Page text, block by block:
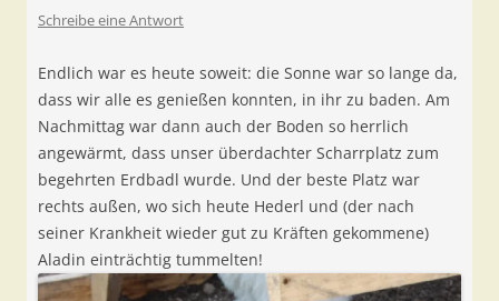
Schreibe eine Antwort
Endlich war es heute soweit: die Sonne war so lange da,
dass wir alle es genießen konnten, in ihr zu baden. Am
Nachmittag war dann auch der Boden so herrlich
angewärmt, dass unser überdachter Scharrplatz zum
begehrten Erdbadl wurde. Und der beste Platz war
rechts außen, wo sich heute Hederl und (der nach
seiner Krankheit wieder gut zu Kräften gekommene)
Aladin einträchtig tummelten!